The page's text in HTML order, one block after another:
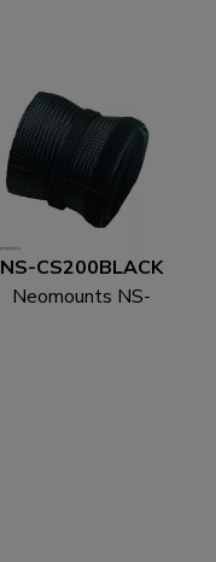
NS-CS200BLACK
Neomounts NS-